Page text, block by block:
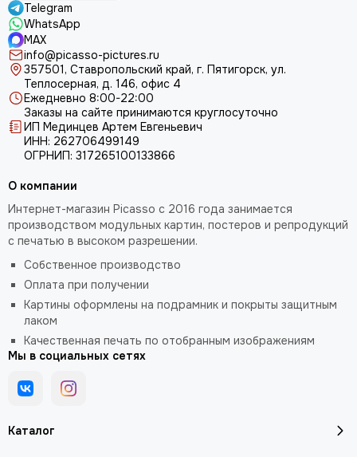
Telegram
WhatsApp
MAX
info@picasso-pictures.ru
357501, Ставропольский край, г. Пятигорск, ул.
Теплосерная, д. 146, офис 4
Ежедневно 8:00-22:00
Заказы на сайте принимаются круглосуточно
ИП Мединцев Артем Евгеньевич
ИНН: 262706499149
ОГРНИП: 317265100133866
Каталог
О компании
Интернет-магазин Picasso с 2016 года занимается
производством модульных картин, постеров и репродукций
с печатью в высоком разрешении.
Собственное производство
Оплата при получении
Картины оформлены на подрамник и покрыты защитным
лаком
Качественная печать по отобранным изображениям
Мы в социальных сетях